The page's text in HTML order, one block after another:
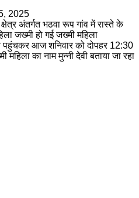
2025
अंतर्गत भठवा रूप गांव में रास्ते के
जख्मी हो गई जख्मी महिला
पहुंचकर आज शनिवार को दोपहर 12:30
का नाम मुन्नी देवी बताया जा रहा